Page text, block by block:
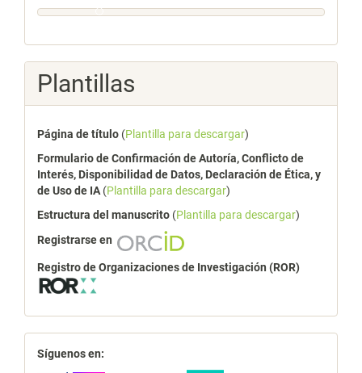
Plantillas
Página de título (Plantilla para descargar)
Formulario de Confirmación de Autoría, Conflicto de
Interés, Disponibilidad de Datos, Declaración de Ética, y
de Uso de IA (Plantilla para descargar)
Estructura del manuscrito (Plantilla para descargar)
Registrarse en
Registro de Organizaciones de Investigación (ROR)
redes
Síguenos en: